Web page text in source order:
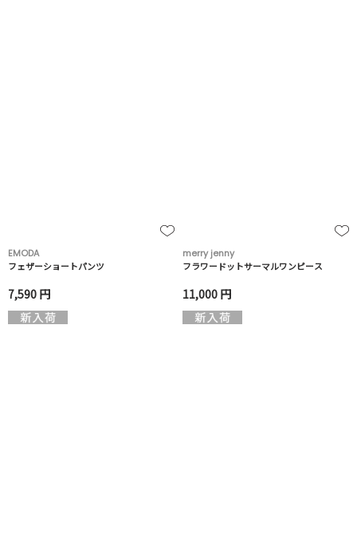
EMODA
フェザーショートパンツ
7,590 円
merry jenny
フラワードットサーマルワンピース
11,000 円